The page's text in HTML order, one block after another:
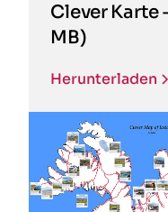
Clever Karte
MB)
Herunterladen